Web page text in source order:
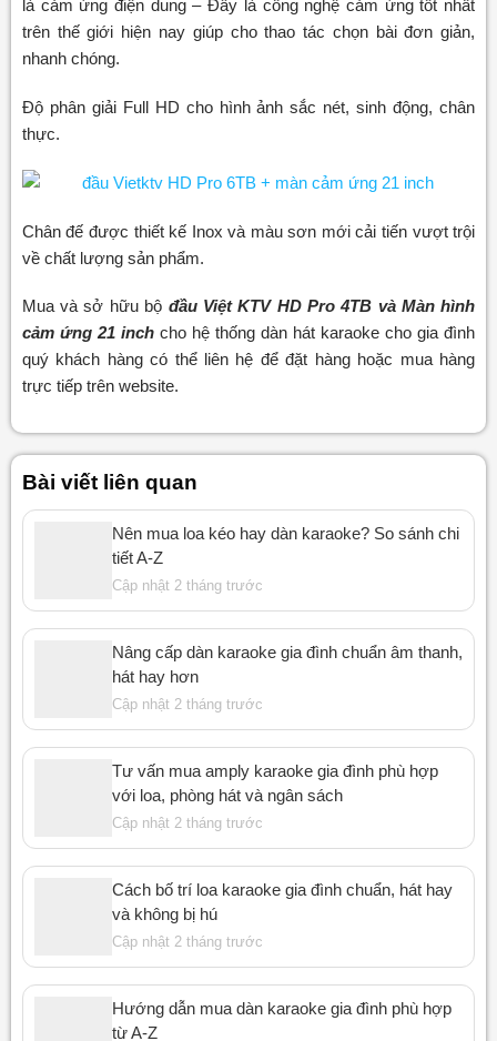
là cảm ứng điện dung – Đây là công nghệ cảm ứng tốt nhất
trên thế giới hiện nay giúp cho thao tác chọn bài đơn giản,
nhanh chóng.
Độ phân giải Full HD cho hình ảnh sắc nét, sinh động, chân
thực.
Chân đế được thiết kế Inox và màu sơn mới cải tiến vượt trội
về chất lượng sản phẩm.
Mua và sở hữu bộ đầu Việt KTV HD Pro 4TB và Màn hình
cảm ứng 21 inch cho hệ thống dàn hát karaoke cho gia đình
quý khách hàng có thể liên hệ để đặt hàng hoặc mua hàng
trực tiếp trên website.
Bài viết liên quan
Nên mua loa kéo hay dàn karaoke? So sánh chi
tiết A-Z
Cập nhật 2 tháng trước
Nâng cấp dàn karaoke gia đình chuẩn âm thanh,
hát hay hơn
Cập nhật 2 tháng trước
Tư vấn mua amply karaoke gia đình phù hợp
với loa, phòng hát và ngân sách
Cập nhật 2 tháng trước
Cách bố trí loa karaoke gia đình chuẩn, hát hay
và không bị hú
Cập nhật 2 tháng trước
Hướng dẫn mua dàn karaoke gia đình phù hợp
từ A-Z